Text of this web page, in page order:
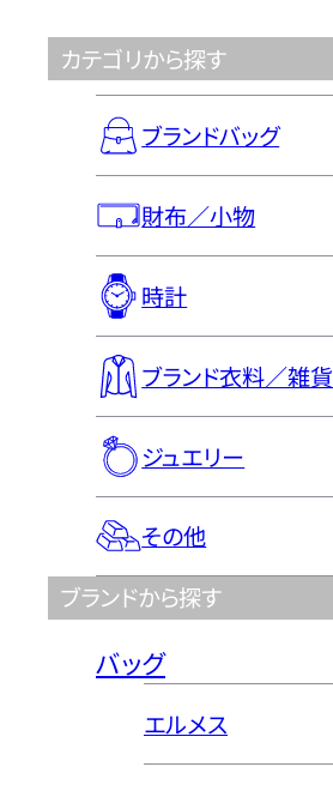
カテゴリから探す
ブランドバッグ
財布／小物
時計
ブランド衣料／雑貨
ジュエリー
その他
ブランドから探す
バッグ
エルメス